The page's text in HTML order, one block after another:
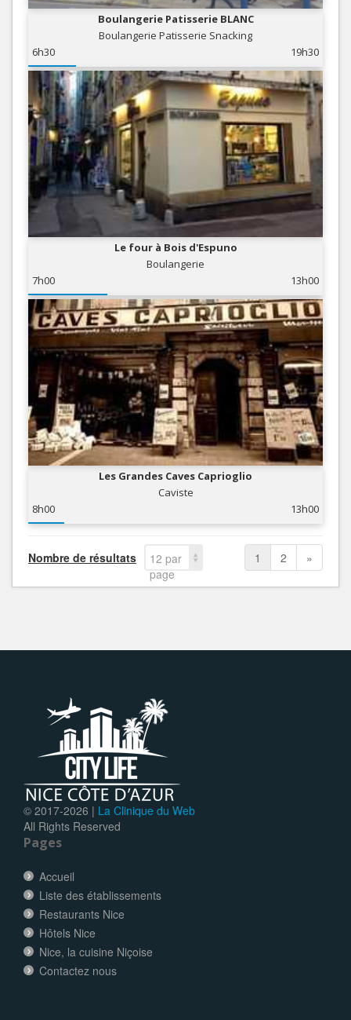
Boulangerie Patisserie BLANC
Boulangerie Patisserie Snacking
6h30
19h30
Le four à Bois d'Espuno
Boulangerie
7h00
13h00
Les Grandes Caves Caprioglio
Caviste
8h00
13h00
Nombre de résultats
12 par
page
1 2 »
© 2017-2026 | La Clinique du Web
All Rights Reserved
Pages
Accueil
Liste des établissements
Restaurants Nice
Hôtels Nice
Nice, la cuisine Niçoise
Contactez nous